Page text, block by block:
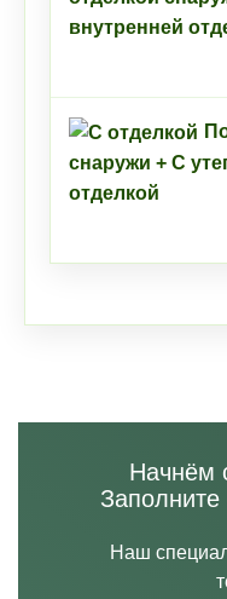
внутренней
снаружи + С
отделкой
Начнём
Наш